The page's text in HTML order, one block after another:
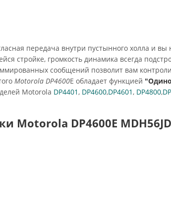
передача внутри пустынного холла и вы
стройке, громкость динамика всегда
сообщений позволит вам
Motorola DP4600E обладает функцией
Motorola DP4401, DP4600,DP4601, DP4800,
Motorola DP4600E